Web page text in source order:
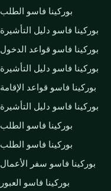
بوركينا فاسو الطلب
بوركينا فاسو دليل التأشيرة
بوركينا فاسو قواعد الدخول
بوركينا فاسو دليل التأشيرة
بوركينا فاسو قواعد الإقامة
بوركينا فاسو دليل التأشيرة
بوركينا فاسو الطلب
بوركينا فاسو الطلب
بوركينا فاسو سفر الأعمال
بوركينا فاسو العبور